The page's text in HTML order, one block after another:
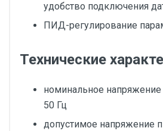
удобство подключения
ПИД-регулирование
Технические
номинальное напряжение
50 Гц
допустимое напряжение